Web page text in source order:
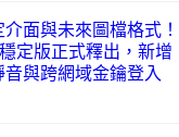
面與未來圖檔格式！
定版正式釋出，新增
與跨網域金鑰登入